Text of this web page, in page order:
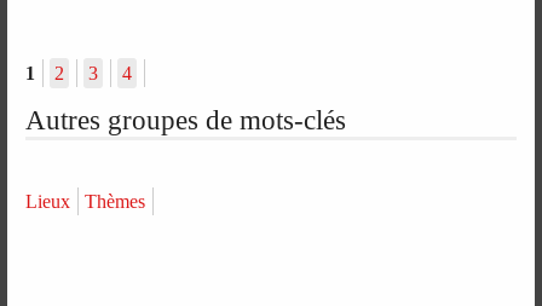
1 2 3 4
Autres groupes de mots-clés
Lieux Thèmes